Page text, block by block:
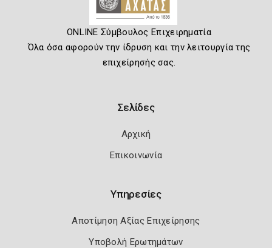
ONLINE Σύμβουλος Επιχειρηματία
Όλα όσα αφορούν την ίδρυση και την λειτουργία της
επιχείρησής σας.
Σελίδες
Αρχική
Επικοινωνία
Υπηρεσίες
Αποτίμηση Αξίας Επιχείρησης
Υποβολή Ερωτημάτων